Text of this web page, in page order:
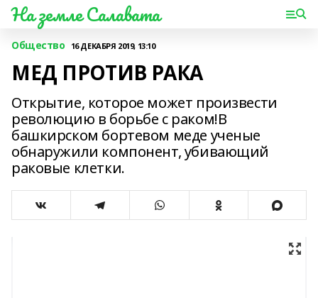
На земле Салавата
Общество 16 ДЕКАБРЯ 2019, 13:10
МЕД ПРОТИВ РАКА
Открытие, которое может произвести
революцию в борьбе с раком!В
башкирском бортевом меде ученые
обнаружили компонент, убивающий
раковые клетки.